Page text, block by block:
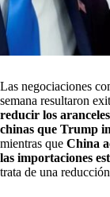
Las negociaciones
semana resultaron
reducir los
chinas que Trump
mientras que China
las importaciones
trata de una